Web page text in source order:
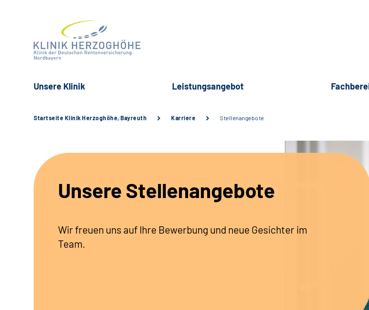
Unsere Klinik Leistungsangebot
Startseite Klinik Herzoghöhe, Bayreuth Karriere Stellenangebote
Unsere Stellenangebote
Wir freuen uns auf Ihre Bewerbung und neue Gesichter im
Team.